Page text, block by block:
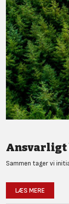
Ansvarligt
Sammen tager vi
LÆS MERE